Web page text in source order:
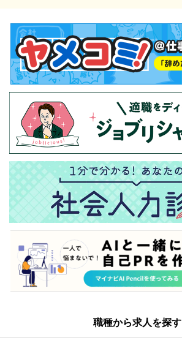
職種から求人を探す